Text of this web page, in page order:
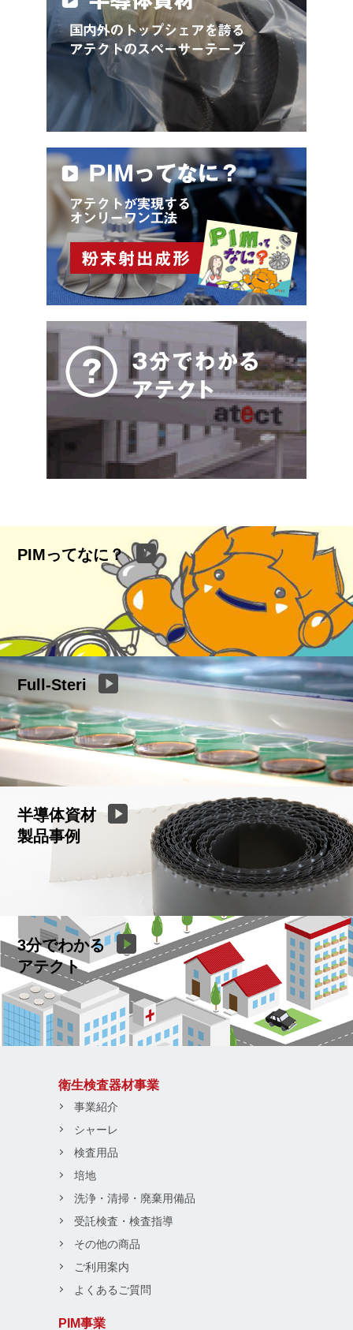
PIMってなに？
Full-Steri
半導体資材
製品事例
3分でわかる
アテクト
衛生検査器材事業
事業紹介
シャーレ
検査用品
培地
洗浄・清掃・廃棄用備品
受託検査・検査指導
その他の商品
ご利用案内
よくあるご質問
PIM事業